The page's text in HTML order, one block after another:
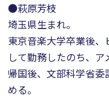
●萩原芳枝
埼玉県生まれ。
東京音楽大学卒業後、
して勤務したのち、ア
帰国後、文部科学省
める。